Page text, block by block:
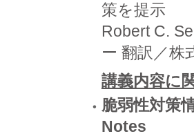
策を提示
Robert C.
ー 翻訳／株
講義内容に
脆弱性対策
Notes